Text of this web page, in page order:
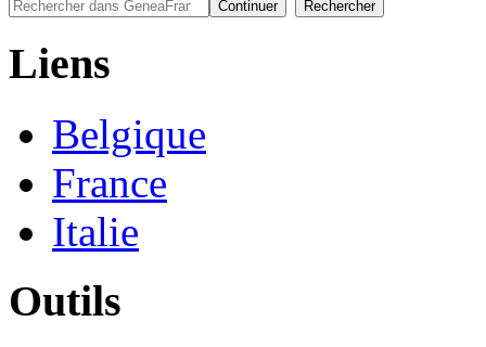
Liens
Belgique
France
Italie
Outils